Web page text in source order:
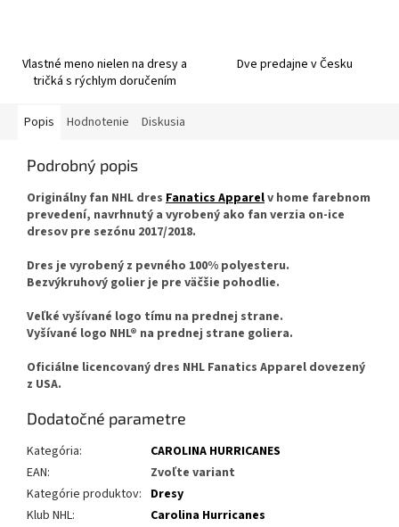
Vlastné meno nielen na dresy a
tričká s rýchlym doručením
Dve predajne v Česku
Popis Hodnotenie Diskusia
Podrobný popis
Originálny fan NHL dres Fanatics Apparelv home farebnom
prevedení, navrhnutý a vyrobený ako fan verzia on-ice
dresov pre sezónu 2017/2018.
Dres je vyrobený z pevného 100% polyesteru.
Bezvýkruhový golier je pre väčšie pohodlie.
Veľké vyšívané logo tímu na prednej strane.
Vyšívané logo NHL® na prednej strane goliera.
Oficiálne licencovaný dres NHL Fanatics Apparel dovezený
z USA.
Dodatočné parametre
Kategória:
CAROLINA HURRICANES
EAN:
Zvoľte variant
Kategórie produktov: Dresy
Klub NHL:
Carolina Hurricanes